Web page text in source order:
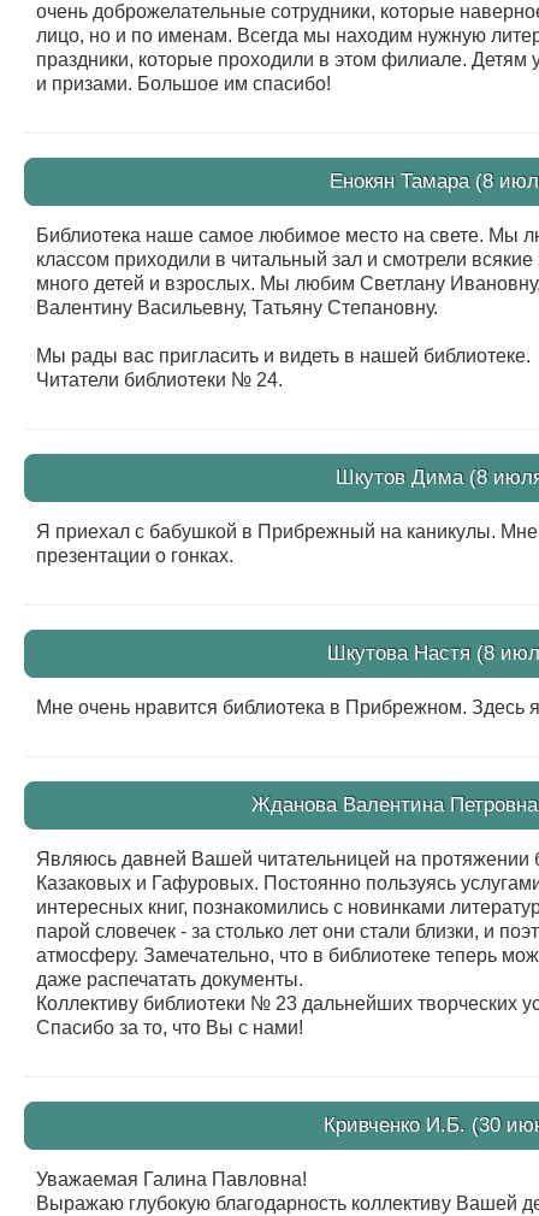
очень доброжелательные сотрудники, которые
лицо, но и по именам. Всегда мы находим нужную
праздники, которые проходили в этом филиале. Детям
и призами. Большое им спасибо!
Енокян Тамара (8
Библиотека наше самое любимое место на свете. Мы
классом приходили в читальный зал и смотрели
много детей и взрослых. Мы любим Светлану
Валентину Васильевну, Татьяну Степановну.
Мы рады вас пригласить и видеть в нашей библиотеке.
Читатели библиотеки № 24.
Шкутов Дима (8
Я приехал с бабушкой в Прибрежный на каникулы. Мне
презентации о гонках.
Шкутова Настя (8
Мне очень нравится библиотека в Прибрежном. Здесь
Жданова Валентина
Являюсь давней Вашей читательницей на протяжении
Казаковых и Гафуровых. Постоянно пользуясь
интересных книг, познакомились с новинками
парой словечек - за столько лет они стали близки, и
атмосферу. Замечательно, что в библиотеке теперь
даже распечатать документы.
Коллективу библиотеки № 23 дальнейших творческих
Спасибо за то, что Вы с нами!
Кривченко И.Б. (30
Уважаемая Галина Павловна!
Выражаю глубокую благодарность коллективу Вашей